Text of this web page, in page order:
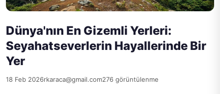
Dünya'nın En Gizemli Yerleri:
Seyahatseverlerin Hayallerinde Bir
Yer
18 Feb 2026rkaraca@gmail.com276 görüntülenme